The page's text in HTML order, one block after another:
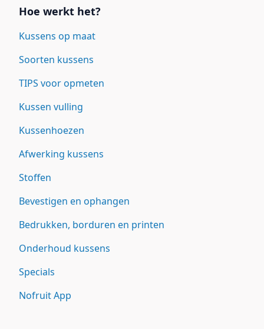
Hoe werkt het?
Kussens op maat
Soorten kussens
TIPS voor opmeten
Kussen vulling
Kussenhoezen
Afwerking kussens
Stoffen
Bevestigen en ophangen
Bedrukken, borduren en printen
Onderhoud kussens
Specials
Nofruit App